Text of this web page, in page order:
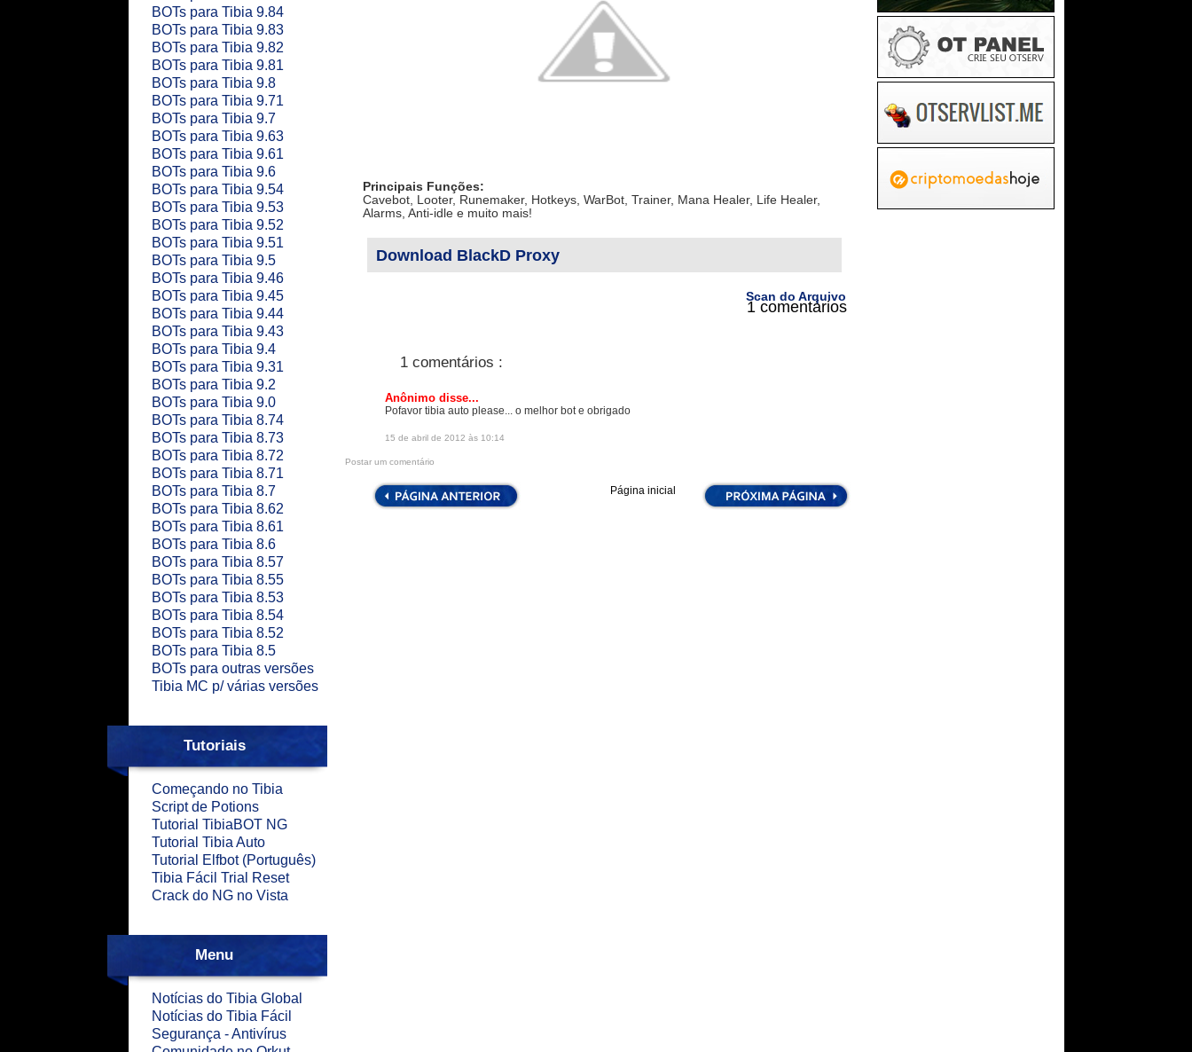
BOTs para Tibia 9.84
BOTs para Tibia 9.83
BOTs para Tibia 9.82
BOTs para Tibia 9.81
BOTs para Tibia 9.8
BOTs para Tibia 9.71
BOTs para Tibia 9.7
BOTs para Tibia 9.63
BOTs para Tibia 9.61
BOTs para Tibia 9.6
BOTs para Tibia 9.54
BOTs para Tibia 9.53
BOTs para Tibia 9.52
BOTs para Tibia 9.51
BOTs para Tibia 9.5
BOTs para Tibia 9.46
BOTs para Tibia 9.45
BOTs para Tibia 9.44
BOTs para Tibia 9.43
BOTs para Tibia 9.4
BOTs para Tibia 9.31
BOTs para Tibia 9.2
BOTs para Tibia 9.0
BOTs para Tibia 8.74
BOTs para Tibia 8.73
BOTs para Tibia 8.72
BOTs para Tibia 8.71
BOTs para Tibia 8.7
BOTs para Tibia 8.62
BOTs para Tibia 8.61
BOTs para Tibia 8.6
BOTs para Tibia 8.57
BOTs para Tibia 8.55
BOTs para Tibia 8.53
BOTs para Tibia 8.54
BOTs para Tibia 8.52
BOTs para Tibia 8.5
BOTs para outras versões
Tibia MC p/ várias versões
Tutoriais
Começando no Tibia
Script de Potions
Tutorial TibiaBOT NG
Tutorial Tibia Auto
Tutorial Elfbot (Português)
Tibia Fácil Trial Reset
Crack do NG no Vista
Menu
Notícias do Tibia Global
Notícias do Tibia Fácil
Segurança - Antivírus
Principais Funções:
Cavebot, Looter, Runemaker, Hotkeys, WarBot, Trainer, Mana Healer, Life Healer,
Alarms, Anti-idle e muito mais!
Download BlackD Proxy
Scan do Arquivo
1 comentários
1 comentários :
Anônimo disse...
Pofavor tibia auto please... o melhor bot e obrigado
15 de abril de 2012 às 10:14
Postar um comentário
Página inicial